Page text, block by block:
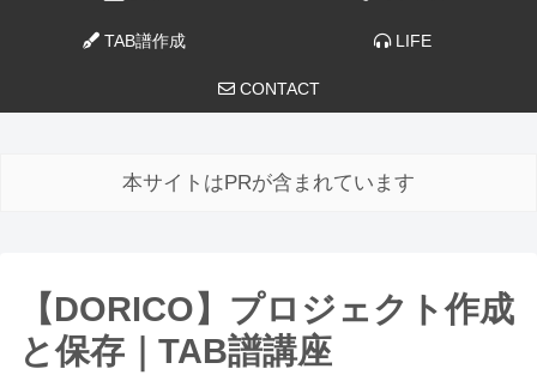
TAB譜作成 LIFE
CONTACT
本サイトはPRが含まれています
【DORICO】プロジェクト作成
と保存｜TAB譜講座